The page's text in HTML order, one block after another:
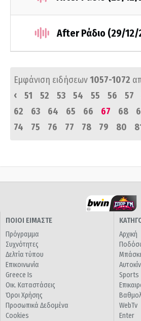
After Ράδιο (29/12/
Εμφάνιση ειδήσεων1057-1072
‹
51 52 53 54 55 56 57
62
63 64 65 66 67 68
74
75 76 77 78 79 80
ΠΟΙΟΙ ΕΙΜΑΣΤΕ
Πρόγραμμα
Συχνότητες
Δελτία τύπου
Επικοινωνία
Greece Is
Οικ. Καταστάσεις
Όροι Χρήσης
Προσωπικά Δεδομένα
Cookies
Αρχική
Sports
WebTv
Enter